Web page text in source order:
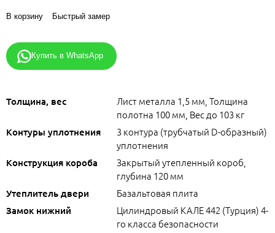
В корзину Быстрый замер
Купить в WhatsApp
Толщина, вес
Лист металла 1,5 мм, Толщина
полотна 100 мм, Вес до 103 кг
Контуры уплотнения
3 контура (трубчатый D-образный)
уплотнения
Конструкция короба
Закрытый утепленный короб,
глубина 120 мм
Утеплитель двери Базальтовая плита
Замок нижний
Цилиндровый КАЛЕ 442 (Турция) 4-
го класса безопасности